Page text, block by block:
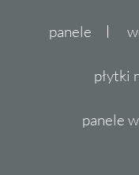
panele
płytki
panele